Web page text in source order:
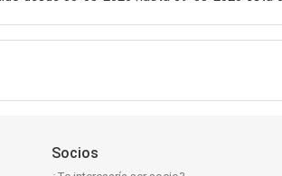
Socios